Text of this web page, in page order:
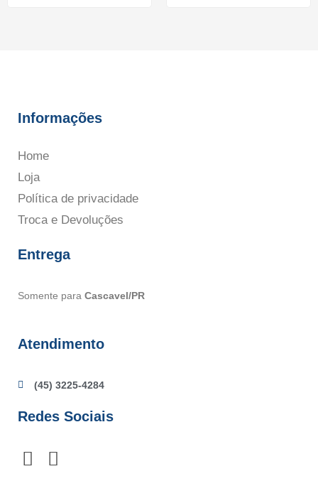
Informações
Home
Loja
Política de privacidade
Troca e Devoluções
Entrega
Somente para Cascavel/PR
Atendimento
(45) 3225-4284
Redes Sociais
F
I